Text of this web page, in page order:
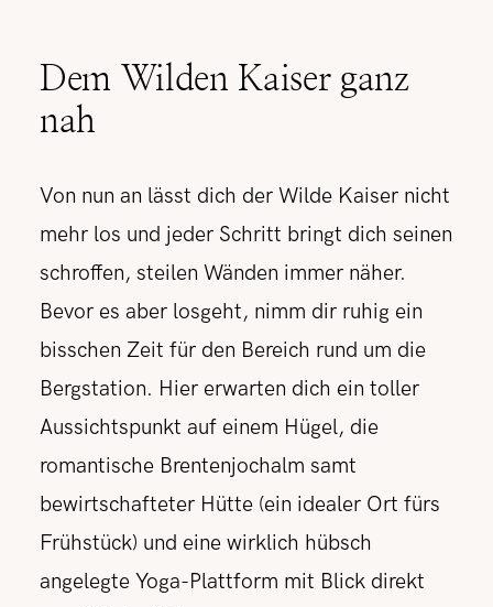
Dem Wilden Kaiser ganz
nah
Von nun an lässt dich der Wilde Kaiser nicht
mehr los und jeder Schritt bringt dich seinen
schroffen, steilen Wänden immer näher.
Bevor es aber losgeht, nimm dir ruhig ein
bisschen Zeit für den Bereich rund um die
Bergstation. Hier erwarten dich ein toller
Aussichtspunkt auf einem Hügel, die
romantische Brentenjochalm samt
bewirtschafteter Hütte (ein idealer Ort fürs
Frühstück) und eine wirklich hübsch
angelegte Yoga-Plattform mit Blick direkt